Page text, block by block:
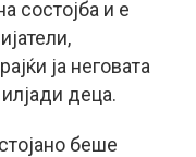
состојба и е
ја неговата
деца.
беше